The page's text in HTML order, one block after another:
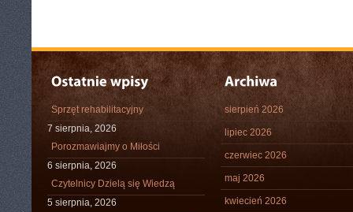
Sprzęt rehabilitacyjny
7 sierpnia, 2026
Porozmawiajmy o Miłości
6 sierpnia, 2026
Czytelnicy Dzielą się Wiedzą
5 sierpnia, 2026
sierpień 2026
lipiec 2026
czerwiec 2026
maj 2026
kwiecień 2026